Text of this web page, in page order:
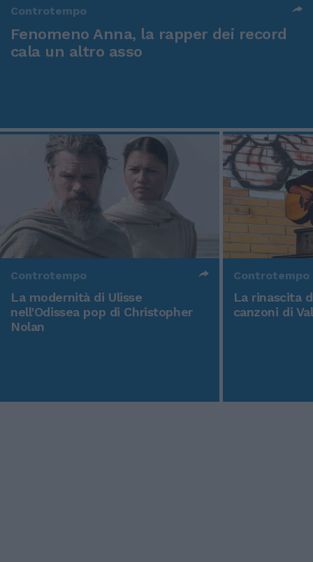
Controtempo
Fenomeno Anna, la rapper dei record
cala un altro asso
Controtempo
La modernità di Ulisse
nell'Odissea pop di Christopher
Nolan
Controtempo
La rinascita
canzoni di